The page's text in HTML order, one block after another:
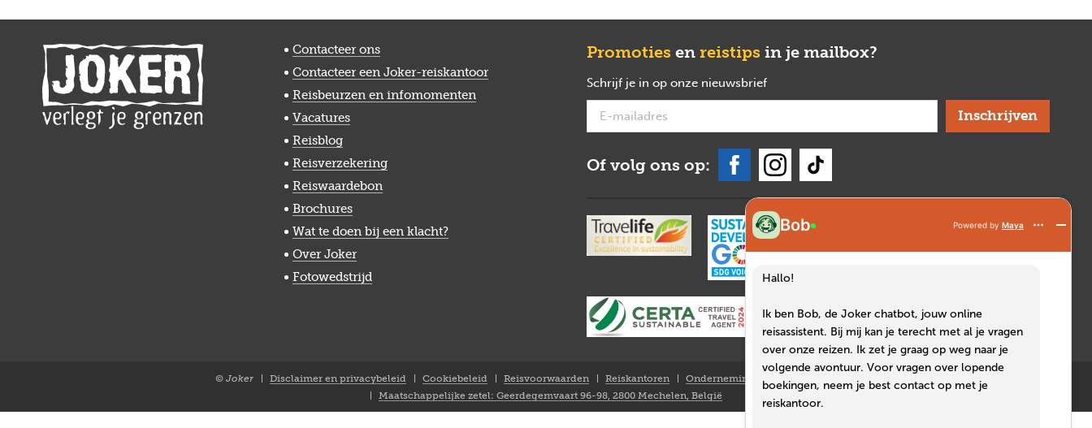
Bob Powered by Maya
Hallo!
Ik ben Bob, de Joker chatbot, jouw online
reisassistent. Bij mij kan je terecht met al je vragen
over onze reizen. Ik zet je graag op weg naar je
volgende avontuur. Voor vragen over lopende
boekingen, neem je best contact op met je
reiskantoor.
Contacteer ons
Contacteer een Joker-reiskantoor
Reisbeurzen en infomomenten
Vacatures
Reisblog
Reisverzekering
Reiswaardebon
Brochures
Wat te doen bij een klacht?
Over Joker
Fotowedstrijd
Promoties en reistips in je mailbox?
Schrijf je in op onze nieuwsbrief
Of volg ons op:
© Joker
Disclaimer en privacybeleid Cookiebeleid Reisvoorwaarden Reiskantoren
Ondernemingsnummer: 0421.988.897
Maatschappelijke zetel: Geerdegemvaart 96-98, 2800 Mechelen, België